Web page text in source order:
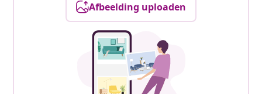
Afbeelding uploaden